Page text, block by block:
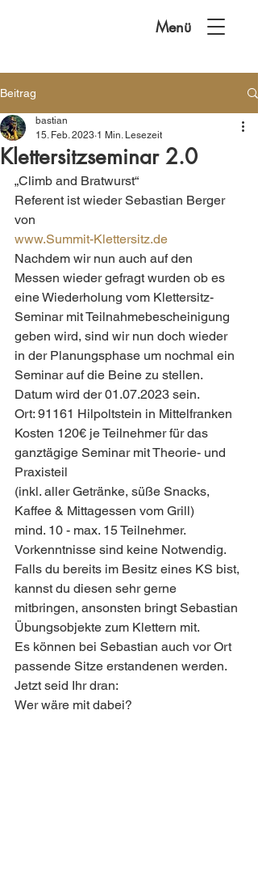
Menü
Beitrag
Klettersitzseminar 2.0
bastian
15. Feb. 2023 1 Min. Lesezeit
„Climb and Bratwurst“
Referent ist wieder Sebastian Berger
von
www.Summit-Klettersitz.de
Nachdem wir nun auch auf den
Messen wieder gefragt wurden ob es
eine Wiederholung vom Klettersitz-
Seminar mit Teilnahmebescheinigung
geben wird, sind wir nun doch wieder
in der Planungsphase um nochmal ein
Seminar auf die Beine zu stellen.
Datum wird der 01.07.2023 sein.
Ort: 91161 Hilpoltstein in Mittelfranken
Kosten 120€ je Teilnehmer für das
ganztägige Seminar mit Theorie- und
Praxisteil
(inkl. aller Getränke, süße Snacks,
Kaffee & Mittagessen vom Grill)
mind. 10 - max. 15 Teilnehmer.
Vorkenntnisse sind keine Notwendig.
Falls du bereits im Besitz eines KS bist,
kannst du diesen sehr gerne
mitbringen, ansonsten bringt Sebastian
Übungsobjekte zum Klettern mit.
Es können bei Sebastian auch vor Ort
passende Sitze erstandenen werden.
Jetzt seid Ihr dran:
Wer wäre mit dabei?